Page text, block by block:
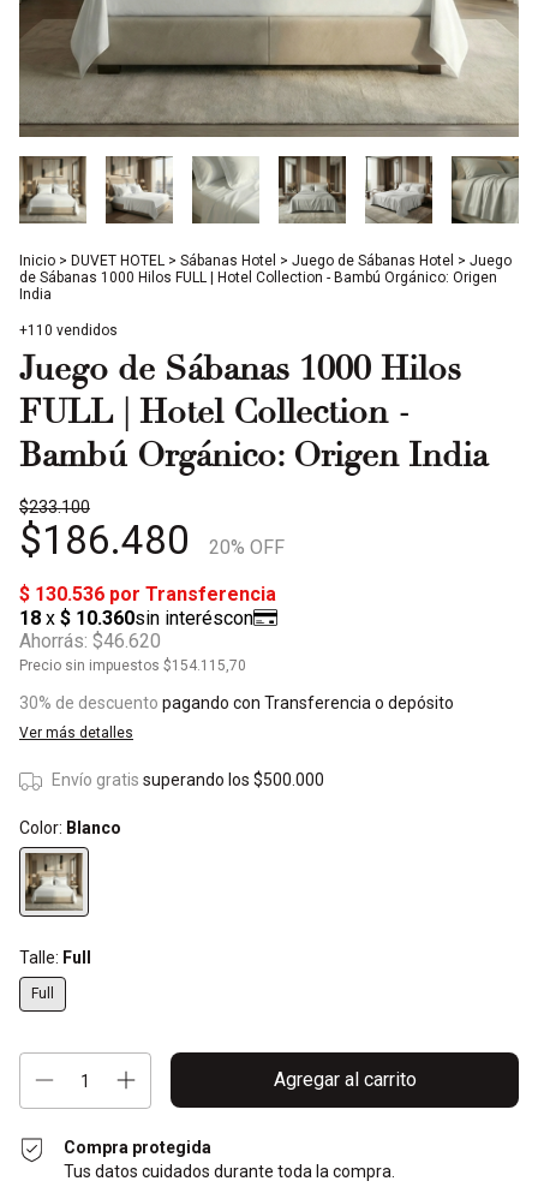
Inicio > DUVET HOTEL > Sábanas Hotel > Juego de Sábanas Hotel > Juego
de Sábanas 1000 Hilos FULL | Hotel Collection - Bambú Orgánico: Origen
India
+110 vendidos
Juego de Sábanas 1000 Hilos
FULL | Hotel Collection -
Bambú Orgánico: Origen India
$233.100
$186.480 20% OFF
Ahorrás: $46.620
Precio sin impuestos $154.115,70
30% de descuento pagando con Transferencia o depósito
Ver más detalles
Envío gratis superando los $500.000
Color: Blanco
Talle: Full
Full
Compra protegida
Tus datos cuidados durante toda la compra.